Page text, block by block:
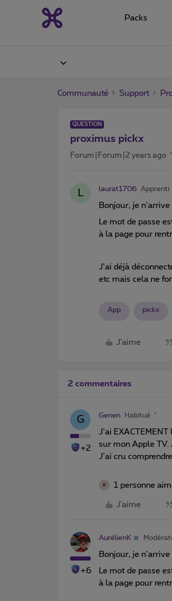
Packs
Communauté Support
QUESTION
proximus pickx
Forum|Forum|2 years ago
L laurat1706 Apprenti
Bonjour, je
Le mot de passe
à la page pour
J’ai déjà
etc mais cela ne
App pickx
J'aime
2 commentaires
G
+2
Genen Habitué
J’ai
sur mon Apple TV.
J’ai cru
B 1 personne
J'aime
+6
AurélienK
Bonjour, je
Le mot de passe
à la page pour